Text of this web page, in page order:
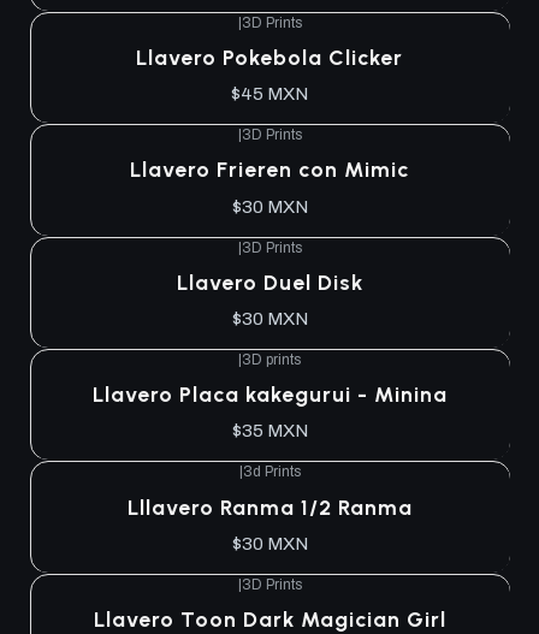
|3D Prints
Llavero Pokebola Clicker
$45 MXN
3D Prints
Llavero Frieren con Mimic
$30 MXN
|3D Prints
Llavero Duel Disk
$30 MXN
3D prints
Llavero Placa kakegurui - Minina
$35 MXN
3d Prints
Lllavero Ranma 1/2 Ranma
$30 MXN
|3D Prints
Llavero Toon Dark Magician Girl